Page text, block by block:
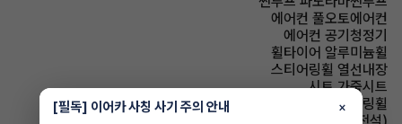
에어컨 풀오토에어컨
에어컨 공기청정기
휠타이어 알루미늄휠
스티어링휠 열선내장
시트 가죽시트
스티어링휠 가죽스티어링휠
[필독] 이어카 사칭 사기 주의 안내 ×